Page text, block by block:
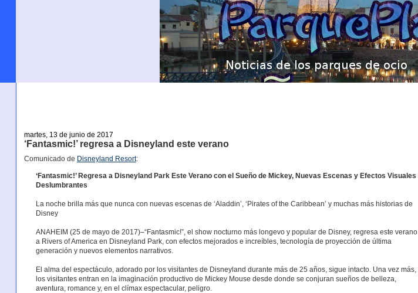
martes, 13 de junio de 2017
‘Fantasmic!’ regresa a Disneyland este verano
Comunicado de Disneyland Resort:
‘Fantasmic!’ Regresa a Disneyland Park Este Verano con el Sueño de Mickey, Nuevas Escenas y Efectos Visuales
Deslumbrantes
La noche brilla más que nunca con nuevas escenas de ‘Aladdin’, ‘Pirates of the Caribbean’ y muchas más historias de
Disney
ANAHEIM (25 de mayo de 2017)–“Fantasmic!”, el show nocturno más longevo y popular de Disney, regresa este verano
a Rivers of America en Disneyland Park, con efectos mejorados e increíbles, tecnología de proyección de última
generación y nuevos elementos narrativos.
El alma del espectáculo, adorado por los visitantes de Disneyland durante más de 25 años, sigue intacto. Una vez más,
los visitantes entran en la imaginación productivo de Mickey Mouse desde donde se conjuran sueños de belleza,
aventura, romance y, en el clímax espectacular, peligro.